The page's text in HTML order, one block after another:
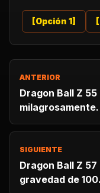
[Opción 1]
ANTERIOR
Dragon Ball Z
milagrosamente.
SIGUIENTE
Dragon Ball Z
gravedad de 100.